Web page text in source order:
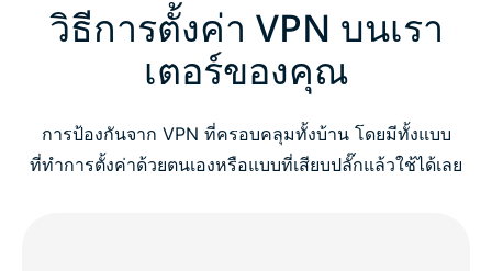
วิธีการตั้งค่า VPN บนเรา
เตอร์ของคุณ
การป้องกันจาก VPN ที่ครอบคลุมทั้งบ้าน โดยมีทั้งแบบ
ที่ทำการตั้งค่าด้วยตนเองหรือแบบที่เสียบปลั๊กแล้วใช้ได้เลย